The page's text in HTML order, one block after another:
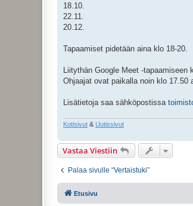
18.10.
22.11.
20.12.
Tapaamiset pidetään aina klo 18-20.
Liitythän Google Meet -
Ohjaajat ovat paikalla noin klo 17.50
Lisätietoja saa sähköpostissa
Kotisivut & Uutissivut
Vastaa Viestiin
Palaa sivulle “Vertaistuki”
Etusivu